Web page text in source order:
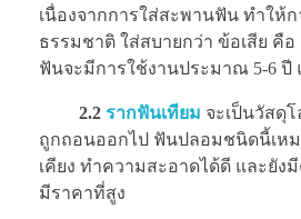
เนื่องจากการใส่สะพานฟัน ทำให้
ธรรมชาติ ใส่สบายกว่า ข้อเสีย คื
ฟันจะมีการใช้งานประมาณ 5-6 ปี
2.2 รากฟันเทียม จะเป็นวัสดุ
ถูกถอนออกไป ฟันปลอมชนิดนี้เหม
เคียง ทำความสะอาดได้ดี และยั
มีราคาที่สูง